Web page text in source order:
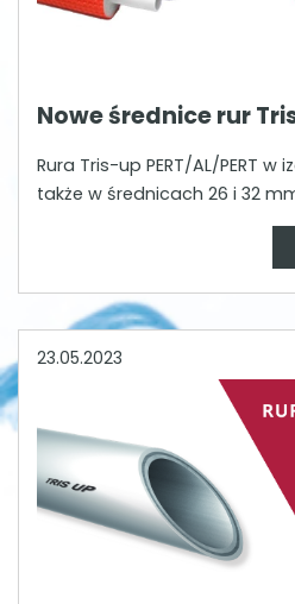
Nowe średnice rur
Rura Tris-up PERT/AL/PERT
także w średnicach 26 i 32
23.05.2023